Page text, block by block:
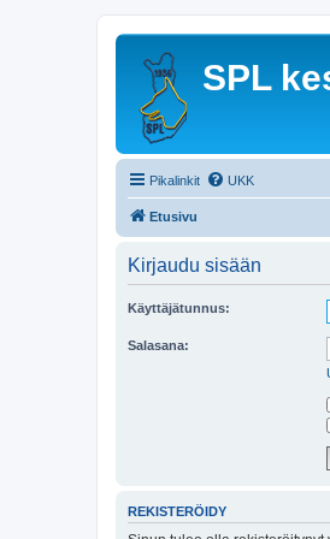
SPL
Pikalinkit UKK
Etusivu
Kirjaudu sisään
Käyttäjätunnus:
Salasana:
REKISTERÖIDY